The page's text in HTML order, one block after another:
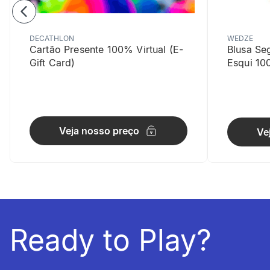
O tecido
DECATHLON
Cartão Presente 100% Virtual (E-
Gift Card)
Veja nosso preço
WEDZE
Blusa
Esqui
Ready to Play?